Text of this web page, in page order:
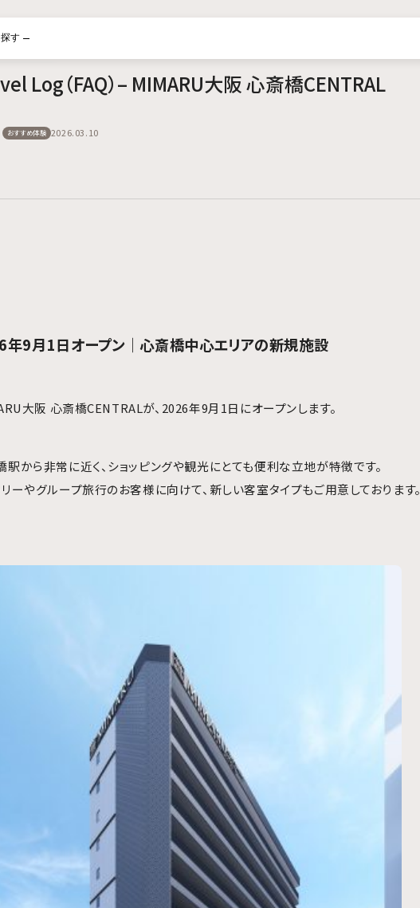
す
ら探すLog（FAQ）– MIMARU大阪 心斎橋CENTRAL
おすすめ体験 2026.03.10
9月1日オープン｜心斎橋中心エリアの新規施設
大阪 心斎橋CENTRALが、2026年9月1日にオープンします。
駅から非常に近く、ショッピングや観光にとても便利な立地が特徴です。
リーやグループ旅行のお客様に向けて、新しい客室タイプもご用意しております。